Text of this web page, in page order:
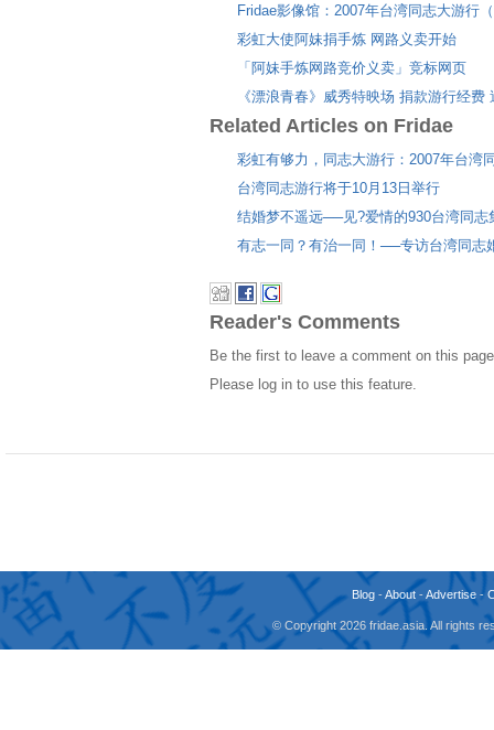
Fridae影像馆：2007年台湾同志大游行
彩虹大使阿妹捐手炼 网路义卖开始
「阿妹手炼网路竞价义卖」竞标网页
《漂浪青春》威秀特映场 捐款游行经费
Related Articles on Fridae
彩虹有够力，同志大游行：2007年台湾
台湾同志游行将于10月13日举行
结婚梦不遥远──见?爱情的930台湾同志
有志一同？有治一同！──专访台湾同志
Reader's Comments
Be the first to leave a comment on this
Please log in to use this feature.
Blog -About -Advertise -
© Copyright 2026 fridae.asia. All rights